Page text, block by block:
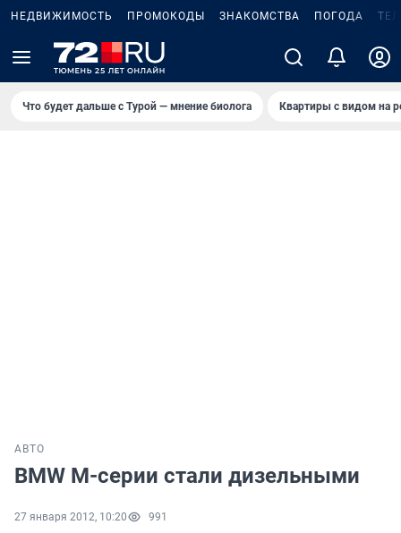
НЕДВИЖИМОСТЬ ПРОМОКОДЫ ЗНАКОМСТВА ПОГОДА
Что будет дальше с Турой — мнение биолога Квартиры с видом на
АВТО
BMW M-серии стали дизельными
27 января 2012, 10:20 991